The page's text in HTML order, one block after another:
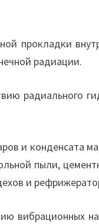
прокладки
радиации.
радиального
и конденсата
пыли,
и
вибрационных